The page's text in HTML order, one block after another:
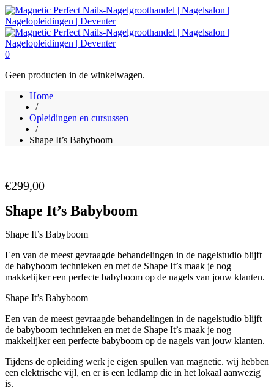
0
Geen producten in de winkelwagen.
Home
/
Opleidingen en cursussen
/
Shape It’s Babyboom
€299,00
Shape It’s Babyboom
Shape It’s Babyboom
Een van de meest gevraagde behandelingen in de nagelstudio blijft
de babyboom technieken en met de Shape It’s maak je nog
makkelijker een perfecte babyboom op de nagels van jouw klanten.
Shape It’s Babyboom
Een van de meest gevraagde behandelingen in de nagelstudio blijft
de babyboom technieken en met de Shape It’s maak je nog
makkelijker een perfecte babyboom op de nagels van jouw klanten.
Tijdens de opleiding werk je eigen spullen van magnetic. wij hebben
een elektrische vijl, en er is een ledlamp die in het lokaal aanwezig
is.